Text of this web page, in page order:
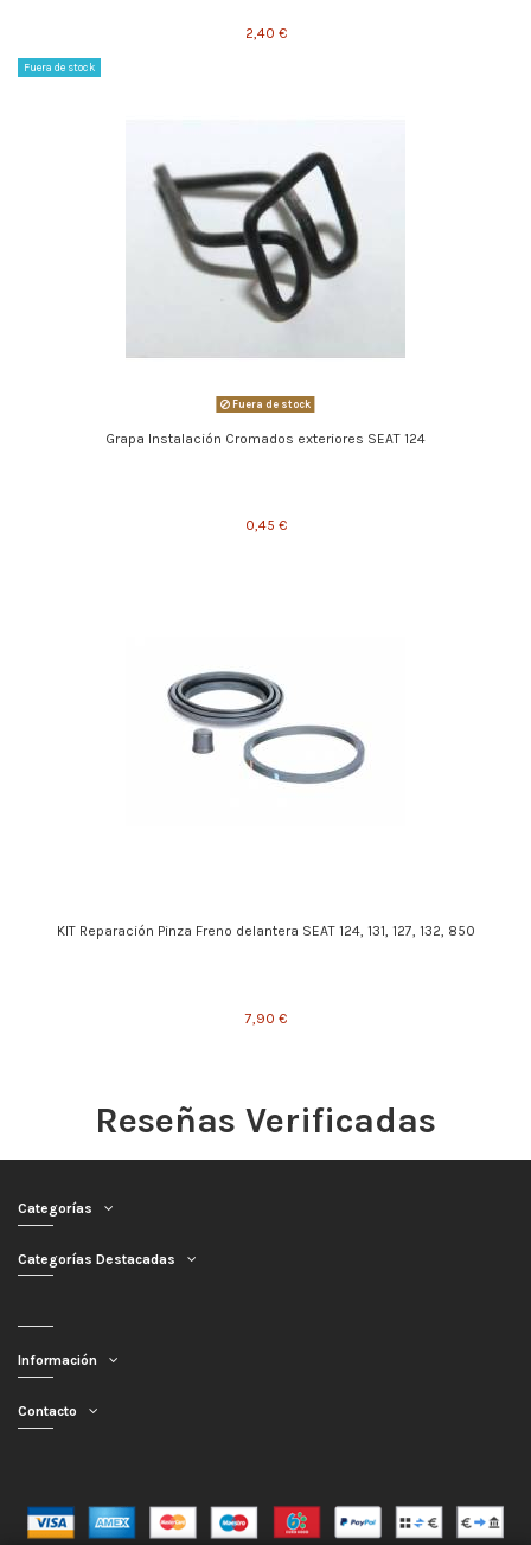
2,40 €
Fuera de stock
Fuera de stock
Grapa Instalación Cromados exteriores SEAT 124
0,45 €
KIT Reparación Pinza Freno delantera SEAT 124, 131, 127, 132, 850
7,90 €
Reseñas Verificadas
Categorías
Categorías Destacadas
Información
Contacto